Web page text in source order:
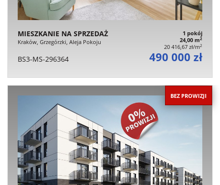
MIESZKANIE NA SPRZEDAŻ
Kraków, Grzegórzki, Aleja Pokoju
1 pokój
24,00 m2
20 416,67 zł/m2
BS3-MS-296364 490 000 zł
BEZ PROWIZJI